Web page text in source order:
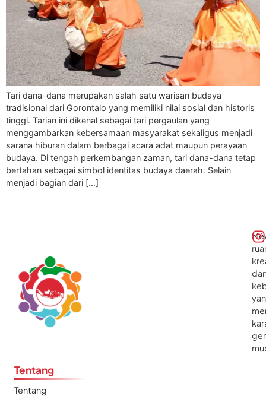
Tari dana-dana merupakan salah satu warisan budaya
tradisional dari Gorontalo yang memiliki nilai sosial dan historis
tinggi. Tarian ini dikenal sebagai tari pergaulan yang
menggambarkan kebersamaan masyarakat sekaligus menjadi
sarana hiburan dalam berbagai acara adat maupun perayaan
budaya. Di tengah perkembangan zaman, tari dana-dana tetap
bertahan sebagai simbol identitas budaya daerah. Selain
menjadi bagian dari […]
Tentang
Tentang